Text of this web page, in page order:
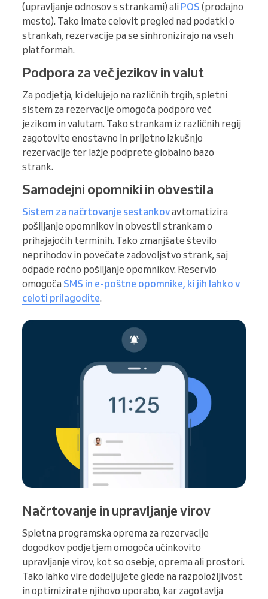
(upravljanje odnosov s strankami) ali POS (prodajno
mesto). Tako imate celovit pregled nad podatki o
strankah, rezervacije pa se sinhronizirajo na vseh
platformah.
Podpora za več jezikov in valut
Za podjetja, ki delujejo na različnih trgih, spletni
sistem za rezervacije omogoča podporo več
jezikom in valutam. Tako strankam iz različnih regij
zagotovite enostavno in prijetno izkušnjo
rezervacije ter lažje podprete globalno bazo
strank.
Samodejni opomniki in obvestila
Sistem za načrtovanje sestankovavtomatizira
pošiljanje opomnikov in obvestil strankam o
prihajajočih terminih. Tako zmanjšate število
neprihodov in povečate zadovoljstvo strank, saj
odpade ročno pošiljanje opomnikov. Reservio
omogoča SMS in e-poštne opomnike, ki jih lahko v
celoti prilagodite.
Načrtovanje in upravljanje virov
Spletna programska oprema za rezervacije
dogodkov podjetjem omogoča učinkovito
upravljanje virov, kot so osebje, oprema ali prostori.
Tako lahko vire dodeljujete glede na razpoložljivost
in optimizirate njihovo uporabo, kar zagotavlja